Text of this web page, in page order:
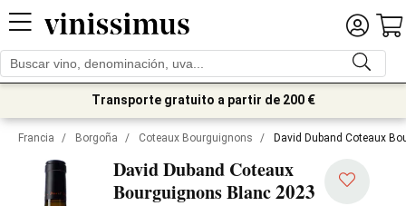
Transporte gratuito a partir de 200 €
Francia / Borgoña / Coteaux Bourguignons / David Duband Coteaux
David Duband Coteaux
Bourguignons Blanc2023